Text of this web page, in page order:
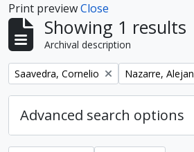
Print previewClose
Showing 1 results
Archival description
Remove filter:
Saavedra, Cornelio Remove filter:
Nazarre,
Advanced search options